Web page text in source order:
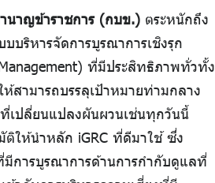
นาญข้าราชการ (กบข.) ตระหนักถึง
บริหารจัดการบูรณาการเชิงรุก
ที่มีประสิทธิภาพทั่วทั้ง
สามารถบรรลุเป้าหมายท่ามกลาง
เปลี่ยนแปลงผันผวนเช่นทุกวันนี้
ติให้นำหลัก iGRC ที่ดีมาใช้ ซึ่ง
การบูรณาการด้านการกำกับดูแลที่